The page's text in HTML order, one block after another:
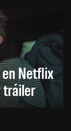
en Netflix
tráiler